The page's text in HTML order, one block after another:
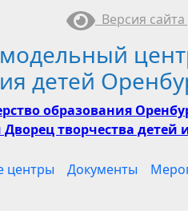
Версия
детей
образования
Дворец творчества
центры Документы